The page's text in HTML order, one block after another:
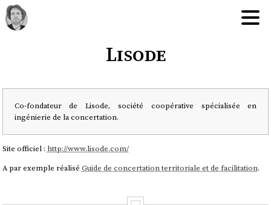
Lisode
Co-fondateur de Lisode, société coopérative spécialisée en
ingénierie de la concertation.
Site officiel : http://www.lisode.com/
A par exemple réalisé Guide de concertation territoriale et de facilitation.